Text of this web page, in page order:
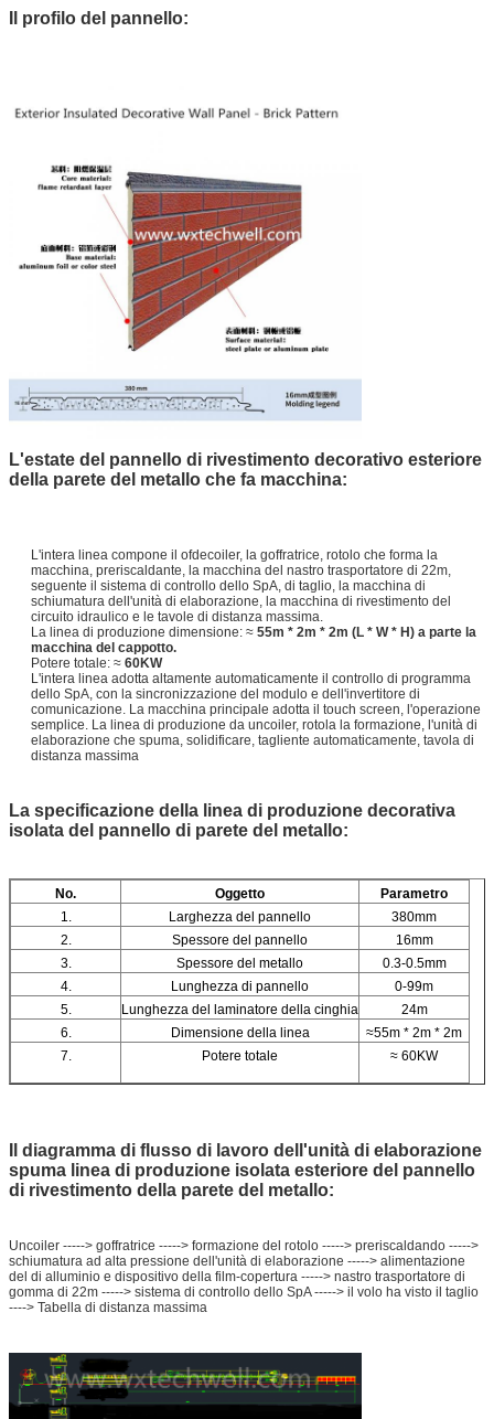
Il profilo del pannello:
L'estate del pannello di rivestimento decorativo esteriore
della parete del metallo che fa macchina:
L'intera linea compone il ofdecoiler, la goffratrice, rotolo che forma la
macchina, preriscaldante, la macchina del nastro trasportatore di 22m,
seguente il sistema di controllo dello SpA, di taglio, la macchina di
schiumatura dell'unità di elaborazione, la macchina di rivestimento del
circuito idraulico e le tavole di distanza massima.
La linea di produzione dimensione: ≈ 55m * 2m * 2m (L * W * H) a parte la
macchina del cappotto.
Potere totale: ≈ 60KW
L'intera linea adotta altamente automaticamente il controllo di programma
dello SpA, con la sincronizzazione del modulo e dell'invertitore di
comunicazione. La macchina principale adotta il touch screen, l'operazione
semplice. La linea di produzione da uncoiler, rotola la formazione, l'unità di
elaborazione che spuma, solidificare, tagliente automaticamente, tavola di
distanza massima
La specificazione della linea di produzione decorativa
isolata del pannello di parete del metallo:
No. Oggetto
Parametro
1.
Larghezza del pannello
380mm
2.
Spessore del pannello
16mm
3.
Spessore del metallo
0.3-0.5mm
4.
Lunghezza di pannello
0-99m
5.
Lunghezza del laminatore della cinghia
24m
6.
Dimensione della linea
≈55m * 2m * 2m
7.
Potere totale ≈ 60KW
Il diagramma di flusso di lavoro dell'unità di elaborazione
spuma linea di produzione isolata esteriore del pannello
di rivestimento della parete del metallo:
Uncoiler -----> goffratrice -----> formazione del rotolo -----> preriscaldando ----->
schiumatura ad alta pressione dell'unità di elaborazione -----> alimentazione
del di alluminio e dispositivo della film-copertura -----> nastro trasportatore di
gomma di 22m -----> sistema di controllo dello SpA -----> il volo ha visto il taglio
----> Tabella di distanza massima